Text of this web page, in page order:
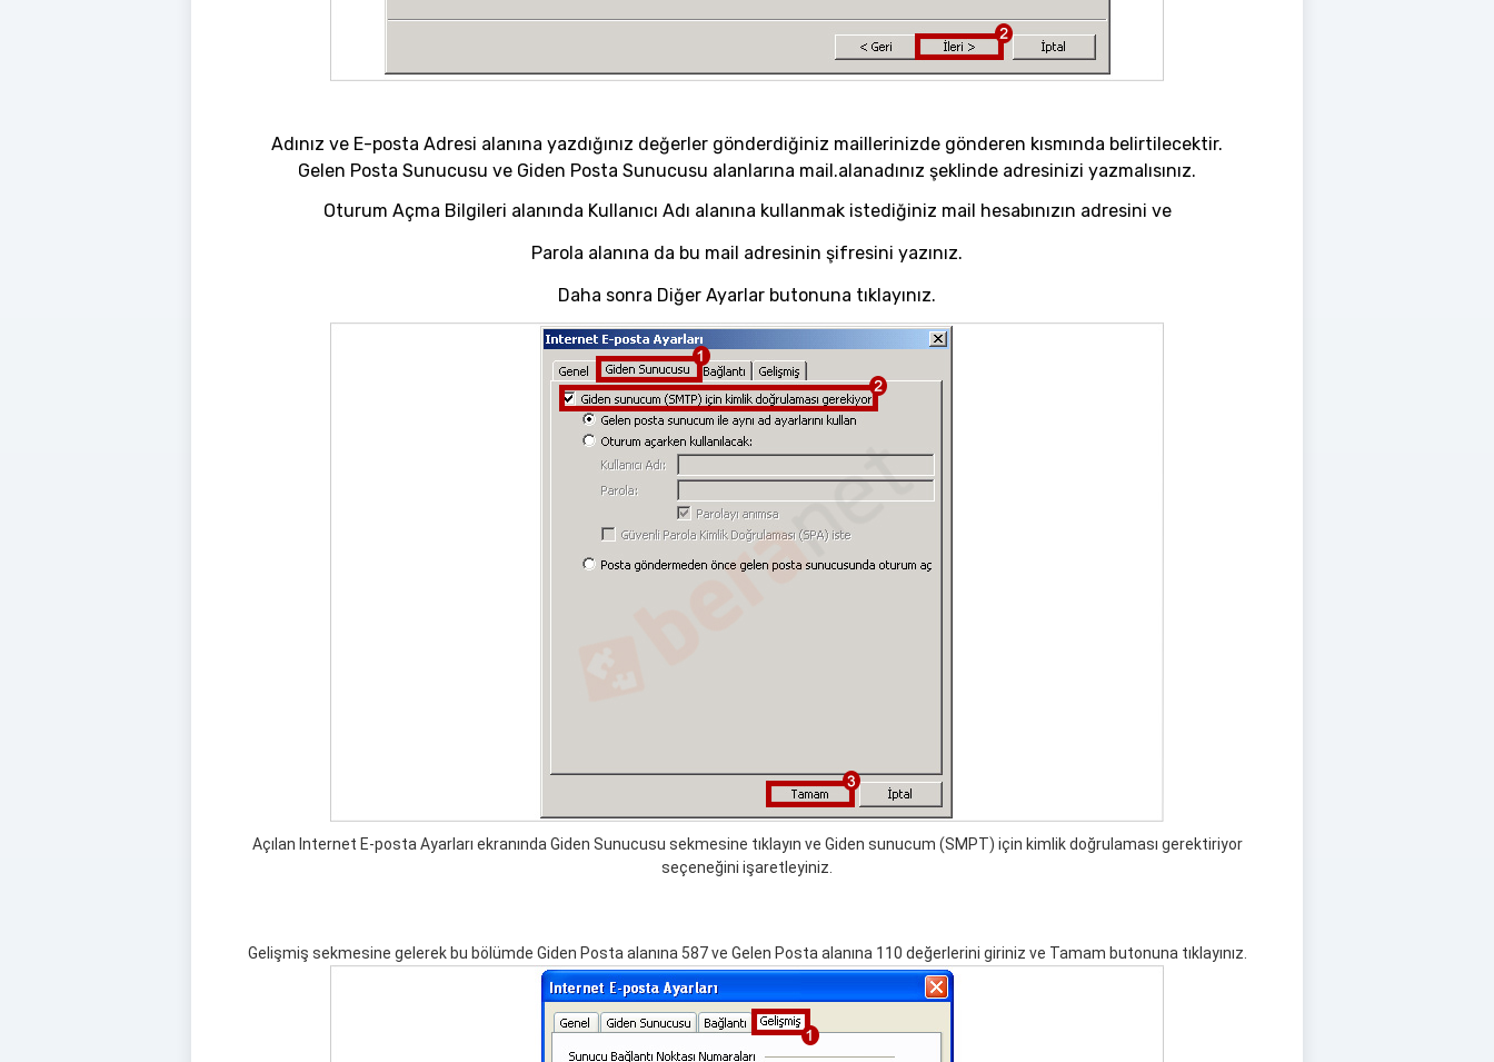
Adınız ve E-posta Adresi alanına yazdığınız değerler gönderdiğiniz maillerinizde gönderen kısmında belirtilecektir.
Gelen Posta Sunucusu ve Giden Posta Sunucusu alanlarına mail.alanadınız şeklinde adresinizi yazmalısınız.
Oturum Açma Bilgileri alanında Kullanıcı Adı alanına kullanmak istediğiniz mail hesabınızın adresini ve
Parola alanına da bu mail adresinin şifresini yazınız.
Daha sonra Diğer Ayarlar butonuna tıklayınız.
Açılan Internet E-posta Ayarları ekranında Giden Sunucusu sekmesine tıklayın ve Giden sunucum (SMPT) için kimlik doğrulaması gerektiriyor
seçeneğini işaretleyiniz.
Gelişmiş sekmesine gelerek bu bölümde Giden Posta alanına 587 ve Gelen Posta alanına 110 değerlerini giriniz ve Tamam butonuna tıklayınız.